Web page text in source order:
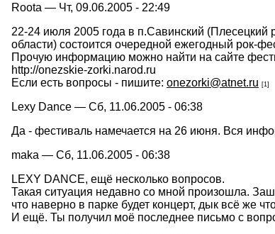
Roota — Чт, 09.06.2005 - 22:49
22-24 июля 2005 года в п.Савинский (Плесецкий
области) состоится очередной ежегодный рок-
Прочую информацию можно найти на сайте
http://onezskie-zorki.narod.ru
Если есть вопросы - пишите: onezorki@atnet.ru [1]
Lexy Dance — Сб, 11.06.2005 - 06:38
Да - фестиваль намечается на 26 июня. Вся
maka — Сб, 11.06.2005 - 06:38
LEXY DANCE, ещё несколько вопросов.
Такая ситуация недавно со мной произошла.
что наверно в парке будет концерт, дык всё же
И ещё. Ты получил моё последнее письмо с